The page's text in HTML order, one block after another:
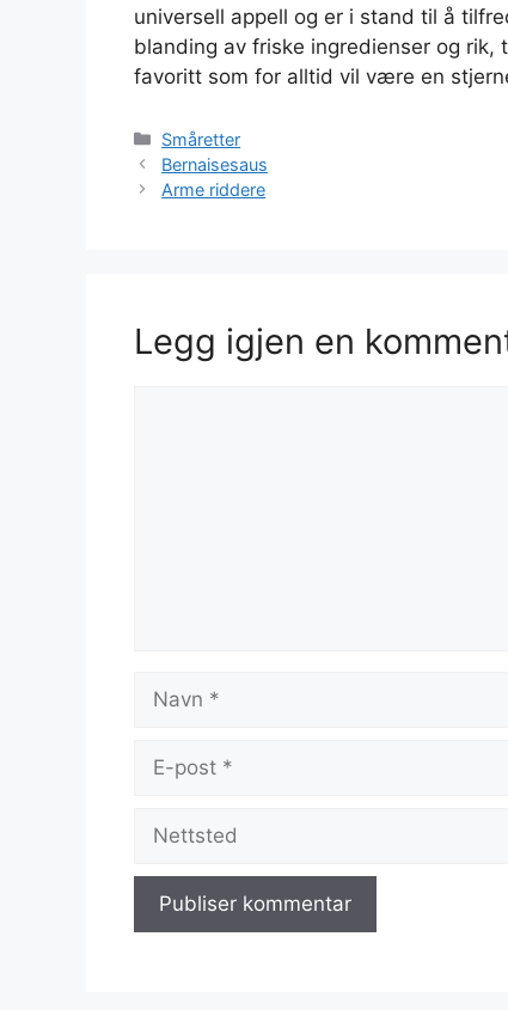
universell appell og er i stand til å
blanding av friske ingredienser og
favoritt som for alltid vil være en
Kategorier
Småretter
Bernaisesaus
Arme riddere
Legg igjen en
post